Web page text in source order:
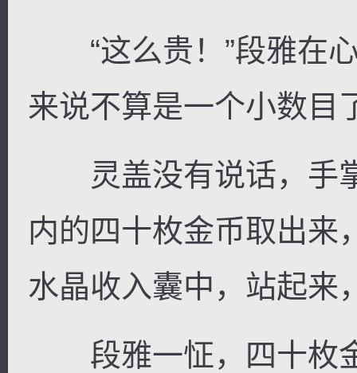
“这么贵！”段雅在心
来说不算是一个小数目
灵盖没有说话，手
内的四十枚金币取出来
水晶收入囊中，站起来
段雅一怔，四十枚